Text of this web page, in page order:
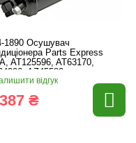
1890 Осушувач
Parts Express
AT125596, AT63170,
AZ45582
відгук
₴